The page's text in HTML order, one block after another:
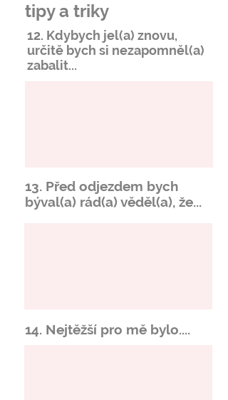
tipy a triky
12. Kdybych jel(a) znovu,
určitě bych si nezapomněl(a)
zabalit...
13. Před odjezdem bych
býval(a) rád(a) věděl(a), že...
14. Nejtěžší pro mě bylo....